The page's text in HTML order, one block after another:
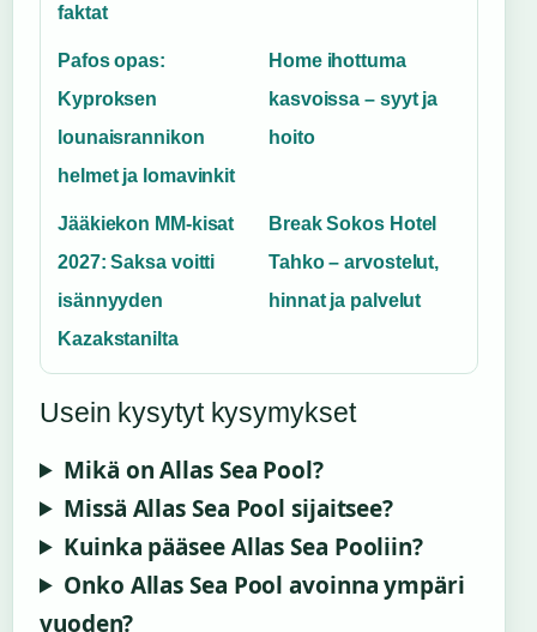
faktat
Pafos opas:
Kyproksen
lounaisrannikon
helmet ja lomavinkit
Home ihottuma
kasvoissa – syyt ja
hoito
Jääkiekon MM-kisat
2027: Saksa voitti
isännyyden
Kazakstanilta
Break Sokos Hotel
Tahko – arvostelut,
hinnat ja palvelut
Usein kysytyt kysymykset
Mikä on Allas Sea Pool?
Missä Allas Sea Pool sijaitsee?
Kuinka pääsee Allas Sea Pooliin?
Onko Allas Sea Pool avoinna ympäri
vuoden?